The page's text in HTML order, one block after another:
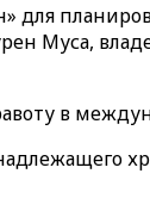
для
Муса,
в